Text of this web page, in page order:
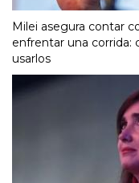
Milei asegura contar
enfrentar una
usarlos